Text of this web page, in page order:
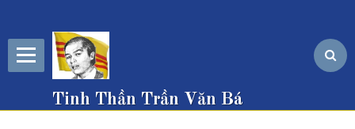
Tinh Thần Trần Văn Bá